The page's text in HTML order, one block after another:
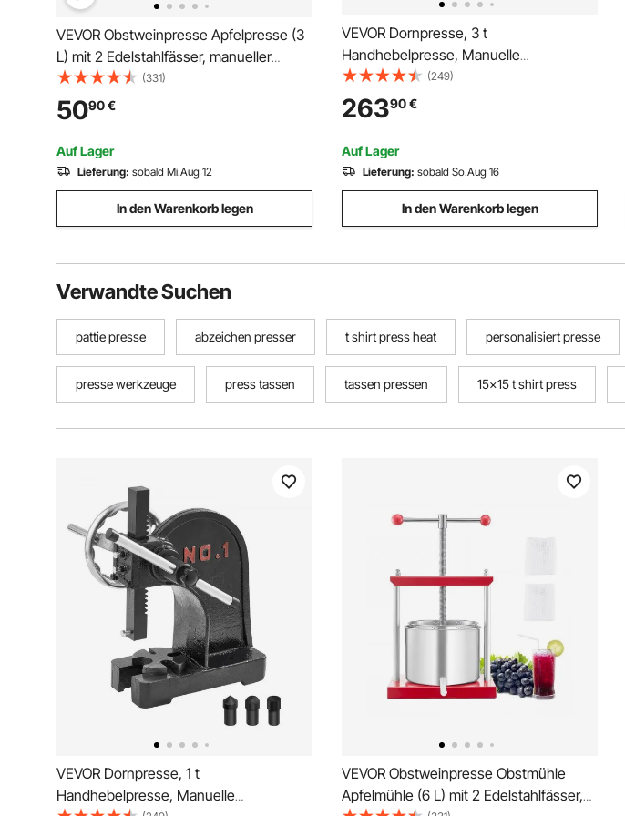
VEVOR Obstweinpresse Apfelpresse (3
L) mit 2 Edelstahlfässer, manueller
Entsafter, Apfelweinpresse Apfelpresse
Traubenpresse Olivenölpresse
Handpresse Saftpresse mit T-Griff für
Küche
(331)
5090€
Auf Lager
Lieferung: sobald Mi.Aug 12
In den Warenkorb legen
VEVOR Dornpresse, 3 t
Handhebelpresse, Manuelle
Dornpresse Präzisions Handpresse, 310
mm Maximale Höhe, Manuelle Desktop-
Stanzpresse aus Gusseisen, zum
Stanzen, Biegen, Strecken, Formen
(249)
26390€
Auf Lager
Lieferung: sobald So.Aug 16
In den Warenkorb legen
Verwandte Suchen
pattie presse abzeichen presser t shirt press heat personalisiert presse
presse werkzeuge press tassen tassen pressen 15x15 t shirt press
VEVOR Dornpresse, 1 t
Handhebelpresse, Manuelle
VEVOR Obstweinpresse Obstmühle
Apfelmühle (6 L) mit 2 Edelstahlfässer,